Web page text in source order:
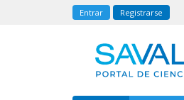
Entrar Registrarse